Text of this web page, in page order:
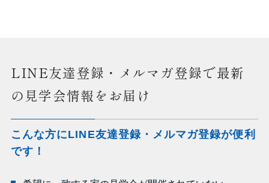
LINE友達登録・メルマガ登録で最新
の見学会情報をお届け
こんな方にLINE友達登録・メルマガ登録が便利
です！